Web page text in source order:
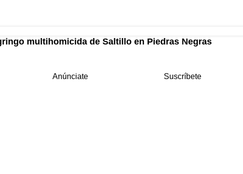
multihomicida de Saltillo en Piedras Negras
Anúnciate Suscríbete